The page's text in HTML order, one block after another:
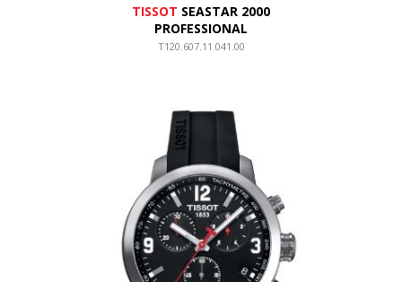
TISSOT SEASTAR 2000
PROFESSIONAL
T120.607.11.041.00